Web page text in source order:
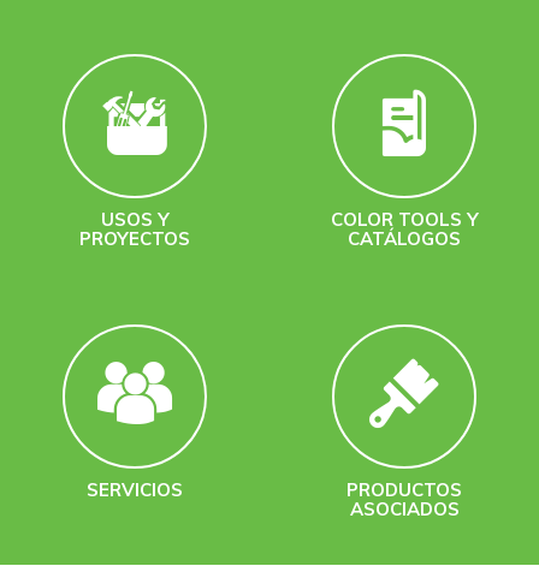
USOS Y
PROYECTOS
COLOR TOOLS Y
CATÁLOGOS
SERVICIOS
PRODUCTOS
ASOCIADOS